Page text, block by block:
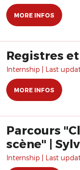
MORE INFOS
Registres
Internship | Last
MORE INFOS
Parcours
scène" |
Internship | Last